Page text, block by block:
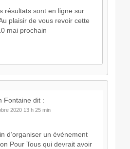
résultats sont en ligne sur
plaisir de vous revoir cette
mai prochain
Fontaine dit :
2020 13 h 25 min
d’organiser un événement
Pour Tous qui devrait avoir